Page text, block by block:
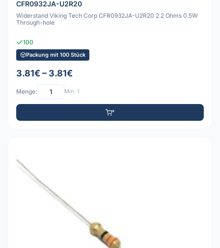
CFR0932JA-U2R20
Widerstand Viking Tech Corp CFR0932JA-U2R20 2.2 Ohms 0.5W
Through-hole
100
Packung mit 100 Stück
3.81€ – 3.81€
Menge: Min: 1